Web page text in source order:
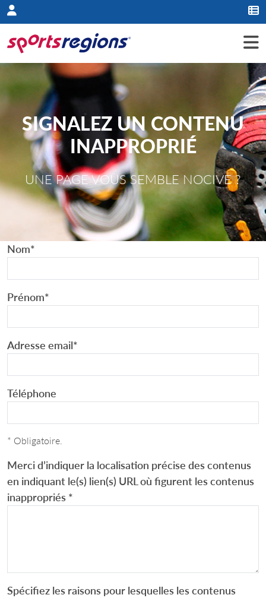
Panneau de gestion des cookies
SIGNALEZ UN CONTENU
INAPPROPRIÉ
UNE PAGE VOUS SEMBLE NOCIVE ?
Nom*
Prénom*
Adresse email*
Téléphone
* Obligatoire.
Merci d’indiquer la localisation précise des contenus
en indiquant le(s) lien(s) URL où figurent les contenus
inappropriés *
Spécifiez les raisons pour lesquelles les contenus